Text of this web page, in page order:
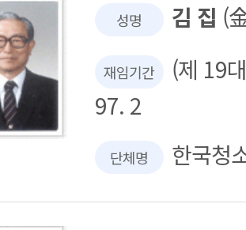
성명 김 집 (
재임기간
(제 19
97. 2
단체명 한국청